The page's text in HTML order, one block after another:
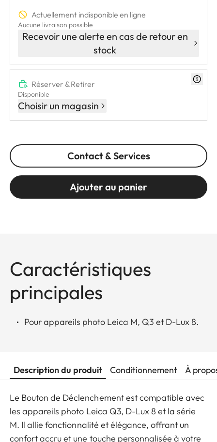
Actuellement indisponible en ligne
Aucune livraison possible
Recevoir une alerte en cas de retour en
stock
Réserver & Retirer
Disponible
Choisir un magasin
Contact & Services
Ajouter au panier
Caractéristiques
principales
Pour appareils photo Leica M, Q3 et D-Lux 8.
Description du produit Conditionnement À
Le Bouton de Déclenchement est compatible avec
les appareils photo Leica Q3, D-Lux 8 et la série
M. Il allie fonctionnalité et élégance, offrant un
confort accru et une touche personnalisée à votre